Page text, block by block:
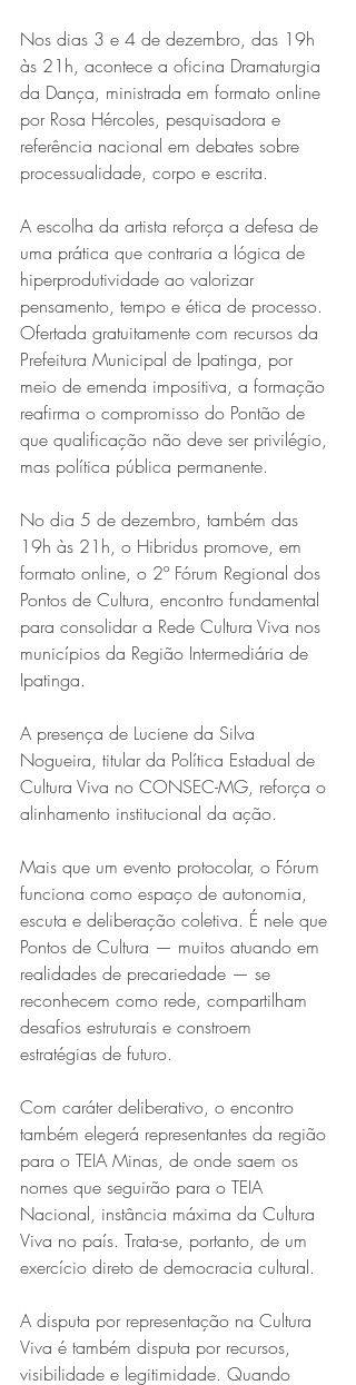
Nos dias 3 e 4 de dezembro, das 19h
às 21h, acontece a oficina Dramaturgia
da Dança, ministrada em formato online
por Rosa Hércoles, pesquisadora e
referência nacional em debates sobre
processualidade, corpo e escrita.
A escolha da artista reforça a defesa de
uma prática que contraria a lógica de
hiperprodutividade ao valorizar
pensamento, tempo e ética de processo.
Ofertada gratuitamente com recursos da
Prefeitura Municipal de Ipatinga, por
meio de emenda impositiva, a formação
reafirma o compromisso do Pontão de
que qualificação não deve ser privilégio,
mas política pública permanente.
No dia 5 de dezembro, também das
19h às 21h, o Hibridus promove, em
formato online, o 2º Fórum Regional dos
Pontos de Cultura, encontro fundamental
para consolidar a Rede Cultura Viva nos
municípios da Região Intermediária de
Ipatinga.
A presença de Luciene da Silva
Nogueira, titular da Política Estadual de
Cultura Viva no CONSEC-MG, reforça o
alinhamento institucional da ação.
Mais que um evento protocolar, o Fórum
funciona como espaço de autonomia,
escuta e deliberação coletiva. É nele que
Pontos de Cultura — muitos atuando em
realidades de precariedade — se
reconhecem como rede, compartilham
desafios estruturais e constroem
estratégias de futuro.
Com caráter deliberativo, o encontro
também elegerá representantes da região
para o TEIA Minas, de onde saem os
nomes que seguirão para o TEIA
Nacional, instância máxima da Cultura
Viva no país. Trata-se, portanto, de um
exercício direto de democracia cultural.
A disputa por representação na Cultura
Viva é também disputa por recursos,
visibilidade e legitimidade. Quando